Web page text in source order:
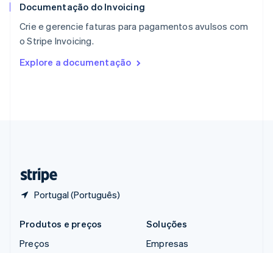
Documentação do Invoicing
Crie e gerencie faturas para pagamentos avulsos com
o Stripe Invoicing.
Explore a documentação
Portugal (Português)
Reino Unido
República Tcheca
English
English
Produtos e preços
Preços
Soluções
Empresas